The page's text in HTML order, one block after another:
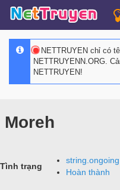
NETTRUYEN chỉ có
NETTRUYENN.ORG.
NETTRUYEN!
Moreh
Tình trạng
string.ongoing
Hoàn thành